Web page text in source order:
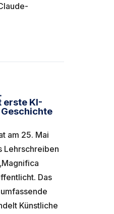
KI-
am 25. Mai
Lehrschreiben
Das
Künstliche